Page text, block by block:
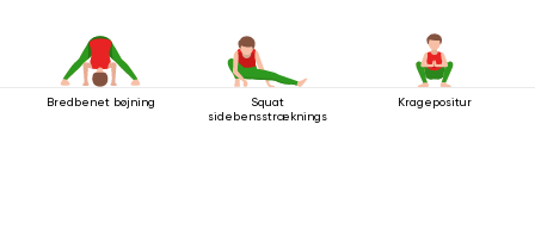
Bredbenet bøjning
Squat
sidebensstrækningsstilling
Kragepositur